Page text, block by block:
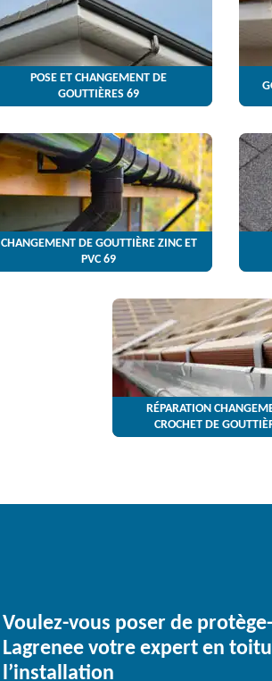
POSE ET CHANGEMENT DE
GOUTTIÈRES 69
CHANGEMENT DE GOUTTIÈRE ZINC ET
PVC 69
RÉPARATION
CROCHET DE
Voulez-vous poser de
Lagrenee votre expert en
l’installation